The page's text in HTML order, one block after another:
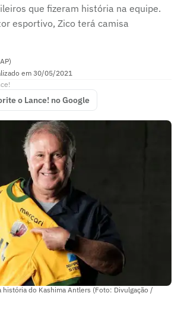
que fizeram história na equipe.
esportivo, Zico terá camisa
em 30/05/2021
o Lance! no Google
história do Kashima Antlers (Foto: Divulgação /